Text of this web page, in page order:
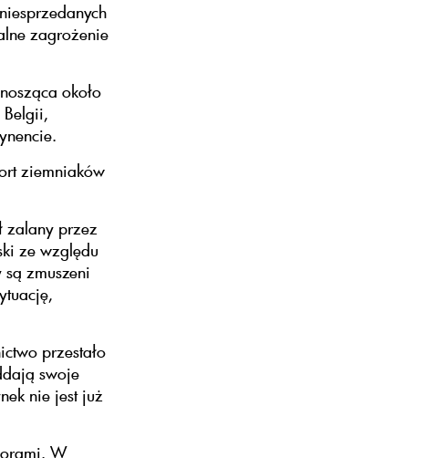
zagrożenie
około
ziemniaków
zalany przez
ze względu
zmuszeni
przestało
swoje
nie jest już
W